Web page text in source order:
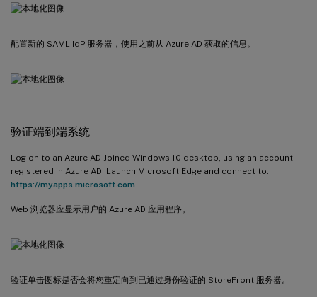
配置新的 SAML IdP 服务器，使用之前从 Azure AD 获取的信息。
验证端到端系统
Log on to an Azure AD Joined Windows 10 desktop, using an account
registered in Azure AD. Launch Microsoft Edge and connect to:
https://myapps.microsoft.com
Web 浏览器应显示用户的 Azure AD 应用程序。
验证单击图标是否会将您重定向到已通过身份验证的 StoreFront 服务器。